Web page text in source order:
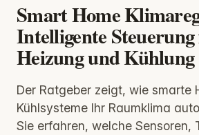
Smart Home
Intelligente
Heizung und Kühlung
Der Ratgeber zeigt, wie smarte
Kühlsysteme Ihr Raumklima
Sie erfahren, welche Sensoren,